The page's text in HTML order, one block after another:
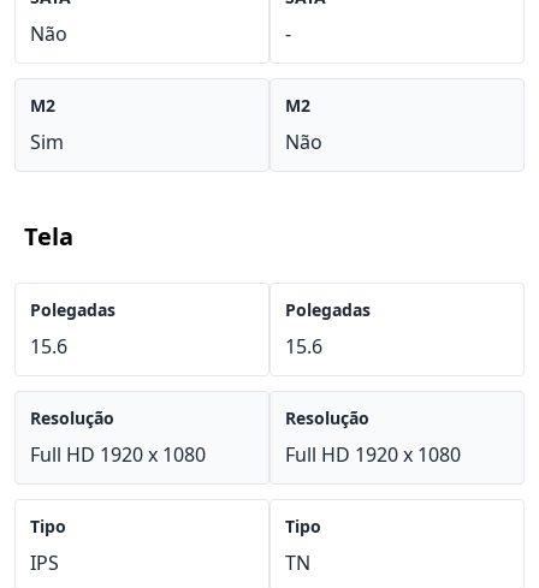
Não
M2
Sim
-
M2
Não
Tela
Polegadas
15.6
Resolução
Full HD 1920 x 1080
Tipo
IPS
Polegadas
15.6
Resolução
Full HD 1920 x 1080
Tipo
TN